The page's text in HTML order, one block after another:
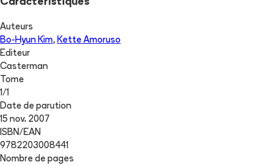
Caractéristiques
Auteurs
Bo-Hyun Kim, Kette Amoruso
Editeur
Casterman
Tome
1/1
Date de parution
15 nov. 2007
ISBN/EAN
9782203008441
Nombre de pages